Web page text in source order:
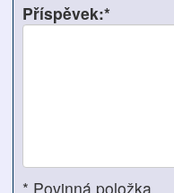
Příspěvek:*
* Povinná položka